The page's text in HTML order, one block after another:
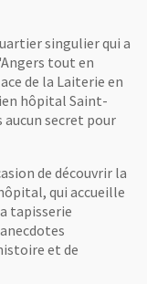
singulier qui a
tout en
de la Laiterie en
hôpital Saint-
secret pour
de découvrir la
qui accueille
tapisserie
et de